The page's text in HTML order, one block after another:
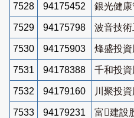
7528 94175452 銀光健康
7529 94175798 波音技術
7530 94175903 烽盛投資
7531 94178388 千和投資
7532 94179160 川聚投
7533 94179231 富建設